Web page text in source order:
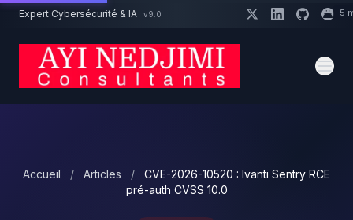
Aller au contenu principal
Expert Cybersécurité & IA v9.0
Accueil / Articles /
CVE-2026-10520 : Ivanti Sentry RCE
pré-auth CVSS 10.0
Un projet cybersécurité ? 5